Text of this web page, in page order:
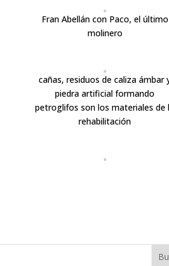
Fran Abellán con Paco, el último
molinero
cañas, residuos de caliza ámbar
piedra artificial formando
petroglifos son los materiales de
rehabilitación